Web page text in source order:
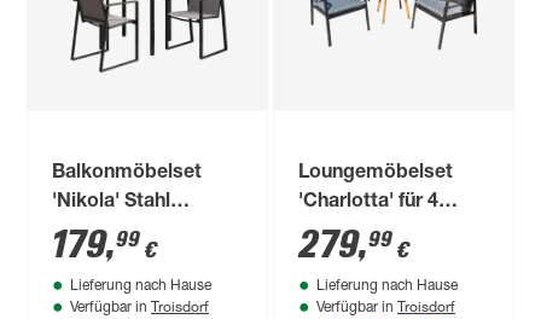
Balkonmöbelset
'Nikola' Stahl
schwarz 3-teilig
179,99 €
Lieferung nach Hause
Verfügbar in Troisdorf
Loungemöbelset
'Charlotta' für 4
Personen Stahl
279,99 €
Lieferung nach Hause
Verfügbar in Troisdorf